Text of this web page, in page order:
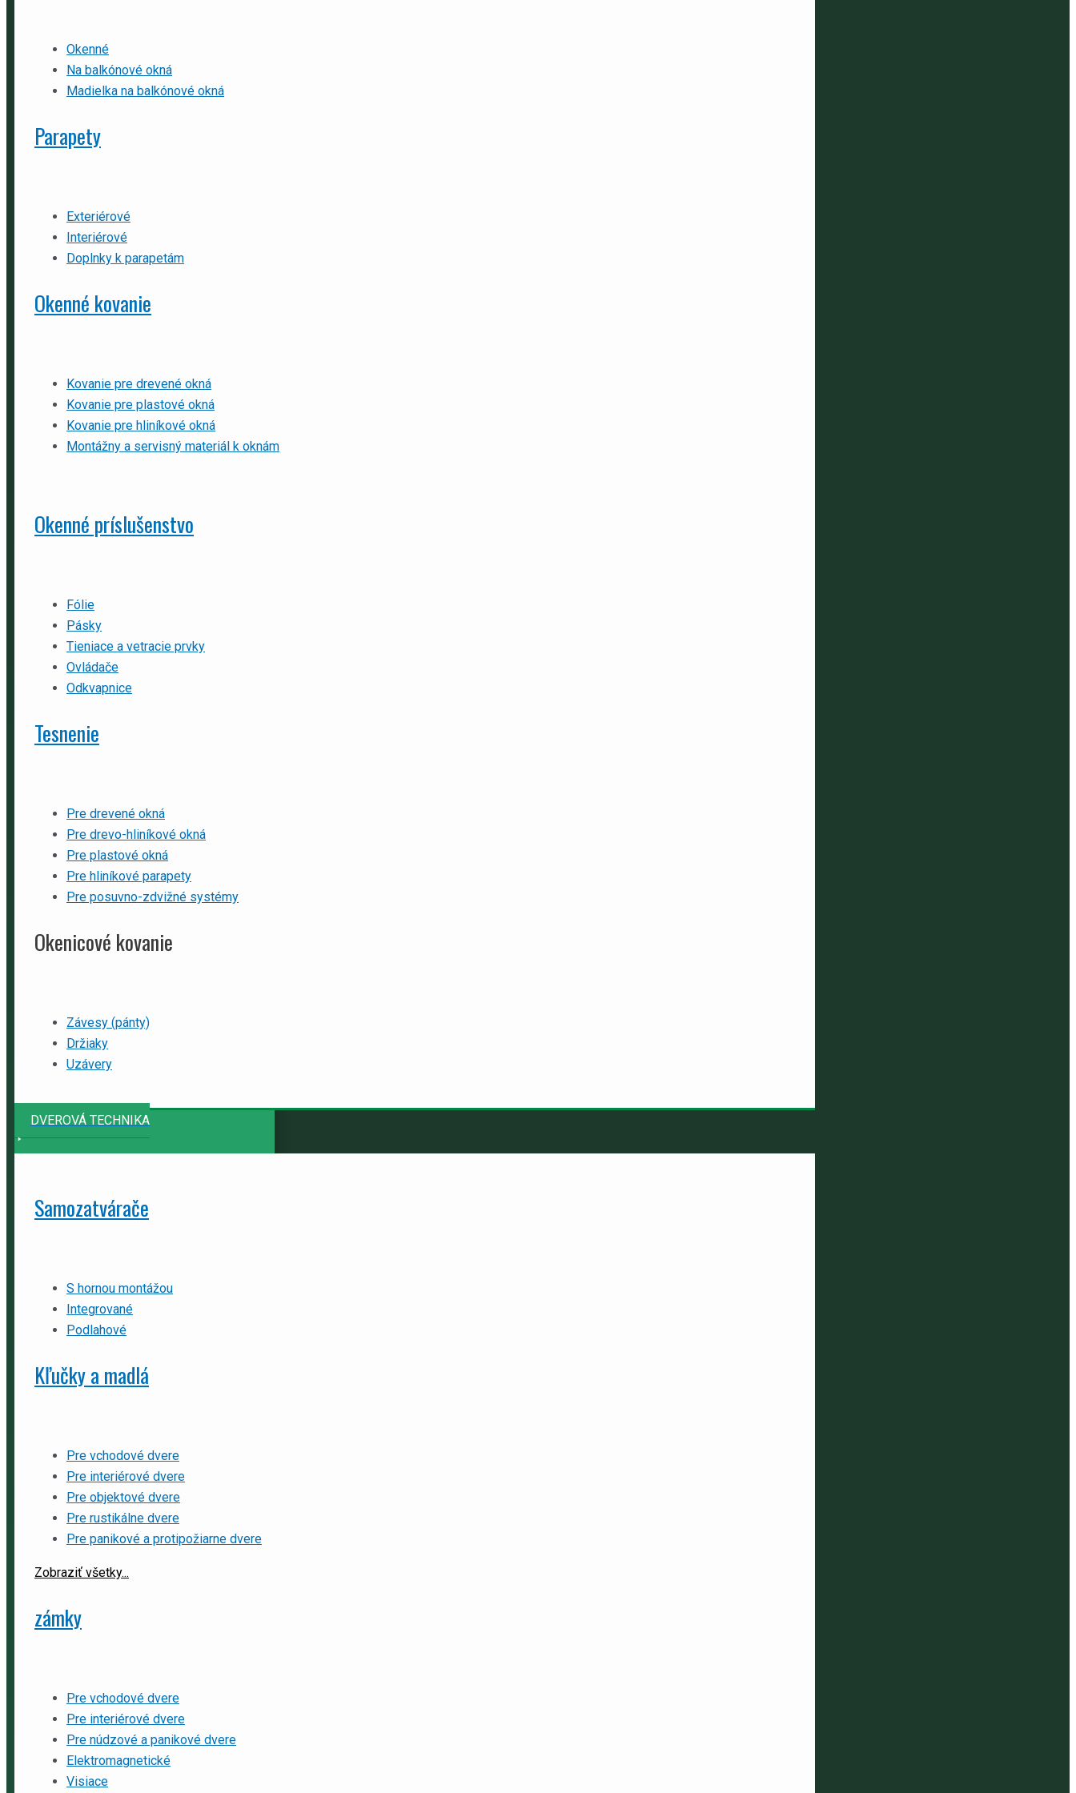
Okenné
Na balkónové okná
Madielka na balkónové okná
Parapety
Exteriérové
Interiérové
Doplnky k parapetám
Okenné kovanie
Kovanie pre drevené okná
Kovanie pre plastové okná
Kovanie pre hliníkové okná
Montážny a servisný materiál k oknám
Okenné príslušenstvo
Fólie
Pásky
Tieniace a vetracie prvky
Ovládače
Odkvapnice
Tesnenie
Pre drevené okná
Pre drevo-hliníkové okná
Pre plastové okná
Pre hliníkové parapety
Pre posuvno-zdvižné systémy
Okenicové kovanie
Závesy (pánty)
Držiaky
Uzávery
DVEROVÁ TECHNIKA
Samozatvárače
S hornou montážou
Integrované
Podlahové
Kľučky a madlá
Pre vchodové dvere
Pre interiérové dvere
Pre objektové dvere
Pre rustikálne dvere
Pre panikové a protipožiarne dvere
Zobraziť všetky...
zámky
Pre vchodové dvere
Pre interiérové dvere
Pre núdzové a panikové dvere
Elektromagnetické
Visiace